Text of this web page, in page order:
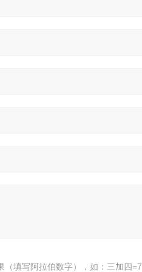
（填写阿拉伯数字），如：三加四=7